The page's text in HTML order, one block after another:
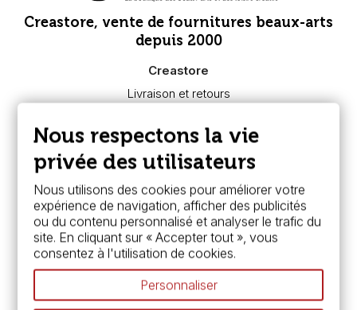
Creastore, vente de fournitures beaux-arts
depuis 2000
Creastore
Livraison et retours
Paiement sécurisé
FAQ
Boutique à Angers
Services
Carte fidélité & avantages
Chèque cadeau, bon cadeaux
Devis & bon de commande
Pass culture - mode d'emploi
Nos promotions en cours
Espace conseils
Nous respectons la vie
privée des utilisateurs
Nous utilisons des cookies pour améliorer votre
expérience de navigation, afficher des publicités
ou du contenu personnalisé et analyser le trafic du
site. En cliquant sur « Accepter tout », vous
consentez à l'utilisation de cookies.
Personnaliser